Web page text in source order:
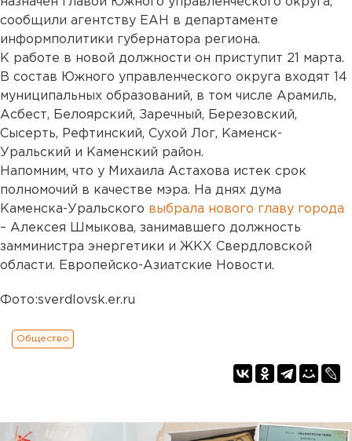
сообщили агентству ЕАН в департаменте
информполитики губернатора региона.
К работе в новой должности он приступит 21 марта.
В состав Южного управленческого округа входят 14
муниципальных образований, в том числе Арамиль,
Асбест, Белоярский, Заречный, Березовский,
Сысерть, Рефтинский, Сухой Лог, Каменск-
Уральский и Каменский район.
Напомним, что у Михаила Астахова истек срок
полномочий в качестве мэра. На днях дума
Каменска-Уральского выбрала нового главу города
– Алексея Шмыкова, занимавшего должность
замминистра энергетики и ЖКХ Свердловской
области. Европейско-Азиатские Новости.
Фото:sverdlovsk.er.ru
Общество